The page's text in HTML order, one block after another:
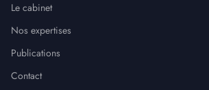
Le cabinet
Nos expertises
Publications
Contact